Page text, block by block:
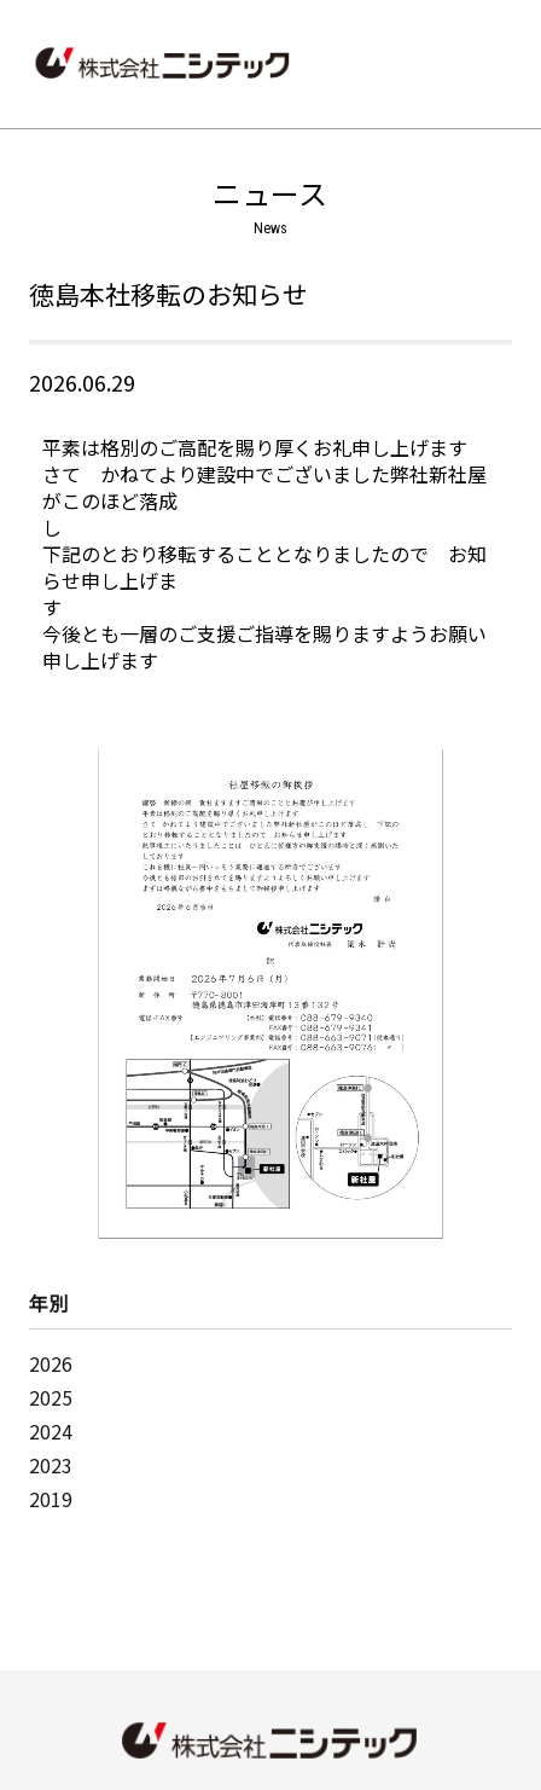
ニュース
徳島本社移転のお知らせ
2026.06.29
平素は格別のご高配を賜り厚くお礼申し上げます
さて かねてより建設中でございました弊社新社屋
がこのほど落成
し
下記のとおり移転することとなりましたので お知
らせ申し上げま
今後とも一層のご支援ご指導を賜りますようお願い
申し上げます
年別
2026
2025
2024
2023
2019